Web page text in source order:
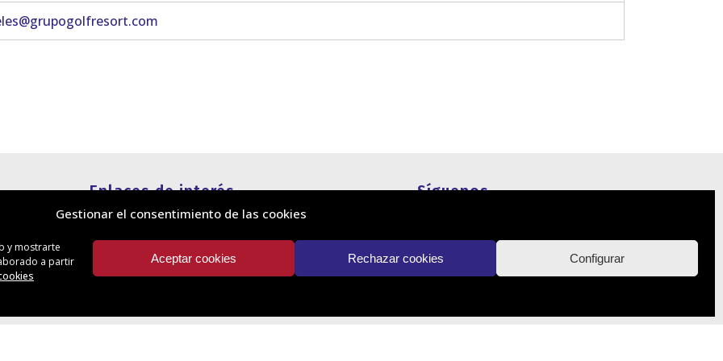
Gestionar el consentimiento de las cookies
y mostrarte
a partir
Aceptar cookies Rechazar cookies Configurar
Enlaces de interés
Política de cookies
Política de privacidad
Información legal
Canal de denuncias
Síguenos
Contacto